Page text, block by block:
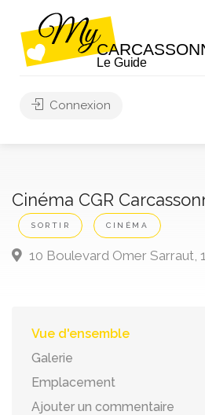
Connexion
Cinéma CGR
SORTIR CINÉMA
10 Boulevard Omer Sarraut,
Vue d'ensemble
Galerie
Emplacement
Ajouter un commentaire